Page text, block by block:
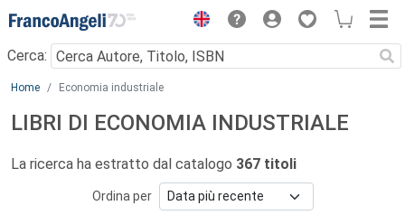
Menu
Cerca:
Main content
Home Economia industriale
LIBRI DI ECONOMIA INDUSTRIALE
La ricerca ha estratto dal catalogo 367 titoli
Ordina per